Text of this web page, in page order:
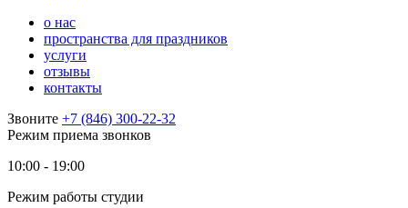
о нас
пространства для праздников
услуги
отзывы
контакты
Звоните +7 (846) 300-22-32
Режим приема звонков
10:00 - 19:00
Режим работы студии